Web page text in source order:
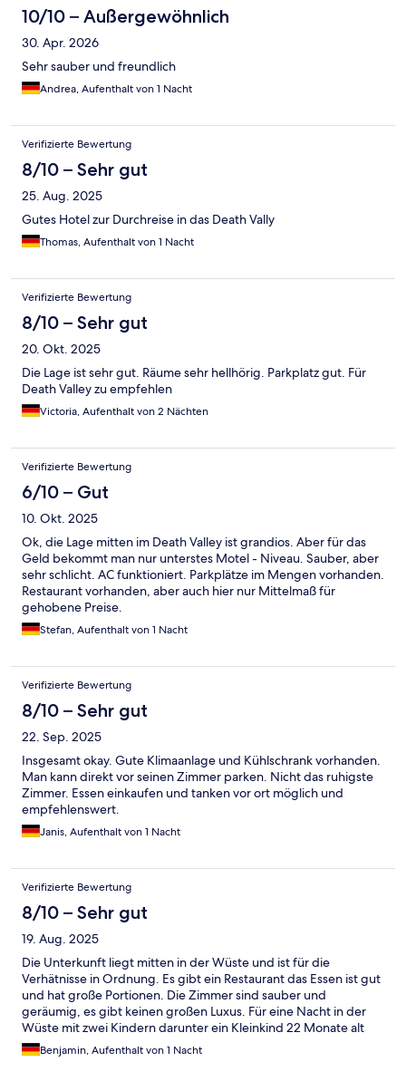
10/10 – Außergewöhnlich
30. Apr. 2026
Sehr sauber und freundlich
Andrea, Aufenthalt von 1 Nacht
Verifizierte Bewertung
8/10 – Sehr gut
25. Aug. 2025
Gutes Hotel zur Durchreise in das Death Vally
Thomas, Aufenthalt von 1 Nacht
Verifizierte Bewertung
8/10 – Sehr gut
20. Okt. 2025
Die Lage ist sehr gut. Räume sehr hellhörig. Parkplatz gut. Für
Death Valley zu empfehlen
Victoria, Aufenthalt von 2 Nächten
Verifizierte Bewertung
6/10 – Gut
10. Okt. 2025
Ok, die Lage mitten im Death Valley ist grandios. Aber für das
Geld bekommt man nur unterstes Motel - Niveau. Sauber, aber
sehr schlicht. AC funktioniert. Parkplätze im Mengen vorhanden.
Restaurant vorhanden, aber auch hier nur Mittelmaß für
gehobene Preise.
Stefan, Aufenthalt von 1 Nacht
Verifizierte Bewertung
8/10 – Sehr gut
22. Sep. 2025
Insgesamt okay. Gute Klimaanlage und Kühlschrank vorhanden.
Man kann direkt vor seinen Zimmer parken. Nicht das ruhigste
Zimmer. Essen einkaufen und tanken vor ort möglich und
empfehlenswert.
Janis, Aufenthalt von 1 Nacht
Verifizierte Bewertung
8/10 – Sehr gut
19. Aug. 2025
Die Unterkunft liegt mitten in der Wüste und ist für die
Verhätnisse in Ordnung. Es gibt ein Restaurant das Essen ist gut
und hat große Portionen. Die Zimmer sind sauber und
geräumig, es gibt keinen großen Luxus. Für eine Nacht in der
Wüste mit zwei Kindern darunter ein Kleinkind 22 Monate alt
hat es gepasst. Achtung sehr heiß im August.
Benjamin, Aufenthalt von 1 Nacht